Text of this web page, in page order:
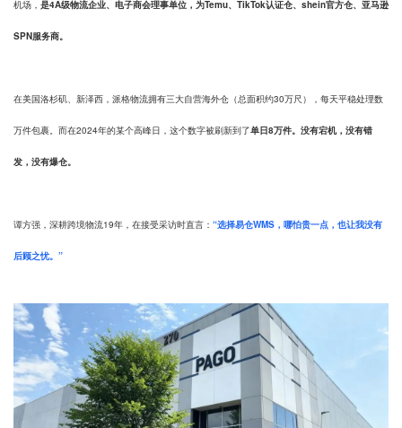
机场， 是4A级物流企业、电子商会理事单位，为Temu、TikTok认证仓、shein官方仓、亚马逊
SPN服务商。
在美国洛杉矶、新泽西，派格物流拥有三大自营海外仓（总面积约30万尺），每天平稳处理数
万件包裹。而在2024年的某个高峰日，这个数字被刷新到了单日8万件。没有宕机，没有错
发，没有爆仓。
谭方强，深耕跨境物流19年，在接受采访时直言： “选择易仓WMS，哪怕贵一点，也让我没有
后顾之忧。”